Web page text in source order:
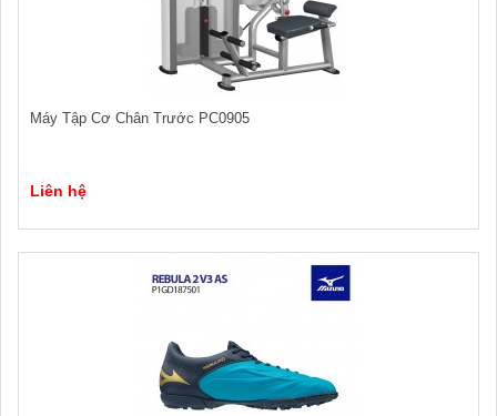
Máy Tập Cơ Chân Trước PC0905
Liên hệ